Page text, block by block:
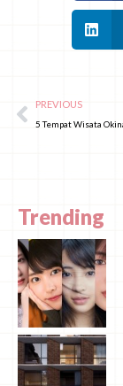
PREVIOUS
Trending